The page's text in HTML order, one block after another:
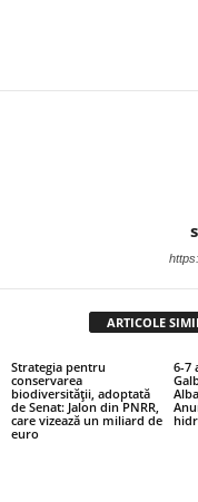
ARTICOLE
Strategia pentru
conservarea
biodiversității, adoptată
de Senat: Jalon din PNRR,
care vizează un miliard de
euro
6-7